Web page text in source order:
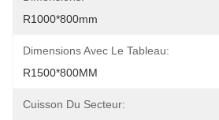
R1000*800mm
Dimensions Avec Le Tableau:
R1500*800MM
Cuisson Du Secteur: